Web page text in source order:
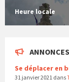
Heure locale
ANNONCES
Se déplacer en
31 janvier 2021 dans